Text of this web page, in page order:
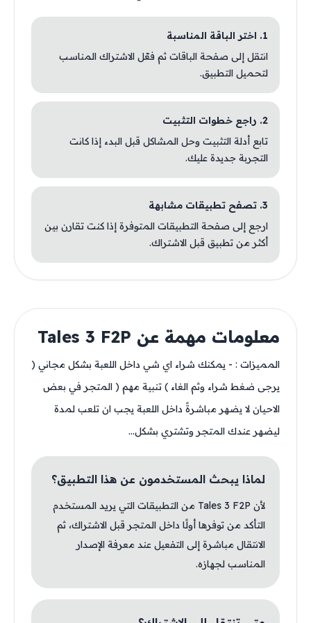
1. اختر الباقة المناسبة
انتقل إلى صفحة الباقات ثم فعّل الاشتراك المناسب
لتحميل التطبيق.
2. راجع خطوات التثبيت
تابع أدلة التثبيت وحل المشاكل قبل البدء إذا كانت
التجربة جديدة عليك.
3. تصفح تطبيقات مشابهة
ارجع إلى صفحة التطبيقات المتوفرة إذا كنت تقارن بين
أكثر من تطبيق قبل الاشتراك.
معلومات مهمة عن Tales 3 F2P
المميزات : - يمكنك شراء اي شي داخل اللعبة بشكل مجاني (
يرجى ضغط شراء وثم الغاء ) تنبية مهم ( المتجر في بعض
الاحيان لا يضهر مباشرةً داخل اللعبة يجب ان تلعب لمدة
ليضهر عندك المتجر وتشتري بشكل...
لماذا يبحث المستخدمون عن هذا التطبيق؟
لأن Tales 3 F2P من التطبيقات التي يريد المستخدم
التأكد من توفرها أولًا داخل المتجر قبل الاشتراك، ثم
الانتقال مباشرة إلى التفعيل عند معرفة الإصدار
المناسب لجهازه.